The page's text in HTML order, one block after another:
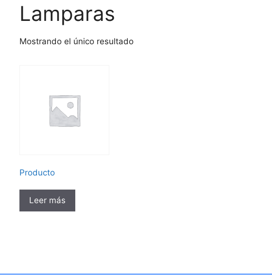
Lamparas
Mostrando el único resultado
Producto
Leer más